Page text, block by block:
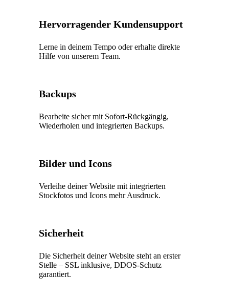
Hervorragender Kundensupport
Lerne in deinem Tempo oder erhalte direkte
Hilfe von unserem Team.
Backups
Bearbeite sicher mit Sofort-Rückgängig,
Wiederholen und integrierten Backups.
Bilder und Icons
Verleihe deiner Website mit integrierten
Stockfotos und Icons mehr Ausdruck.
Sicherheit
Die Sicherheit deiner Website steht an erster
Stelle – SSL inklusive, DDOS-Schutz
garantiert.